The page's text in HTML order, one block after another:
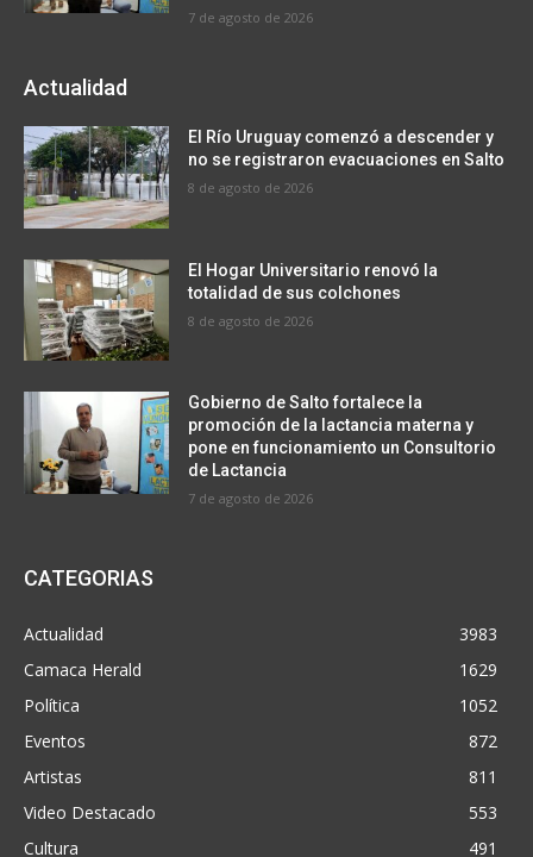
7 de agosto de 2026
Actualidad
El Río Uruguay comenzó a descender y
no se registraron evacuaciones en Salto
8 de agosto de 2026
El Hogar Universitario renovó la
totalidad de sus colchones
8 de agosto de 2026
Gobierno de Salto fortalece la
promoción de la lactancia materna y
pone en funcionamiento un Consultorio
de Lactancia
7 de agosto de 2026
CATEGORIAS
Actualidad
3983
Camaca Herald
1629
Política
1052
Eventos
872
Artistas
811
Video Destacado
553
Cultura
491